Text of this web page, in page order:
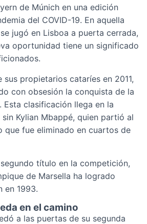
de Múnich en una edición
del COVID-19. En aquella
jugó en Lisboa a puerta cerrada,
oportunidad tiene un significado
sus propietarios cataríes en 2011,
con obsesión la conquista de la
Esta clasificación llega en la
Kylian Mbappé, quien partió al
que fue eliminado en cuartos de
título en la competición,
de Marsella ha logrado
en 1993.
en el camino
a las puertas de su segunda